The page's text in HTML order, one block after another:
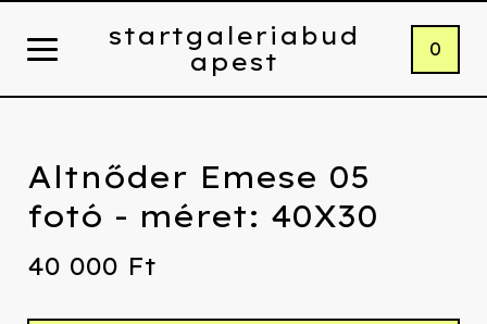
startgaleriabud
apest
0
Altnőder Emese 05
fotó - méret: 40X30
40 000 Ft